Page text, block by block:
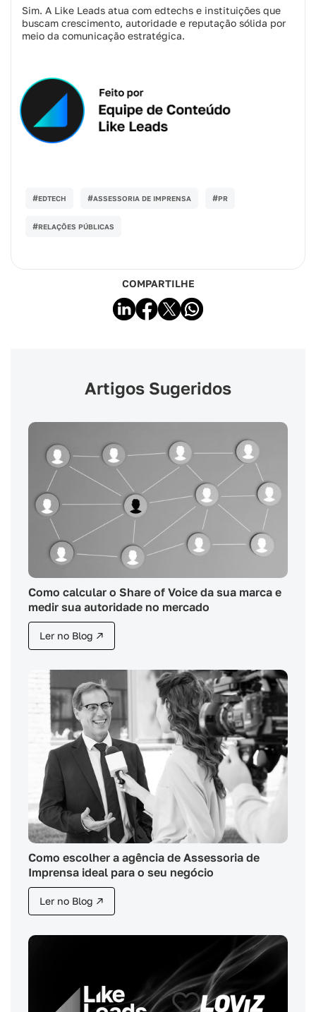
Sim. A Like Leads atua com edtechs e instituições que
buscam crescimento, autoridade e reputação sólida por
meio da comunicação estratégica.
#EDTECH #ASSESSORIA DE IMPRENSA #PR
#RELAÇÕES PÚBLICAS
COMPARTILHE
Artigos Sugeridos
Como calcular o Share of Voice da sua marca e
medir sua autoridade no mercado
Ler no Blog ↗
Como escolher a agência de Assessoria de
Imprensa ideal para o seu negócio
Ler no Blog ↗